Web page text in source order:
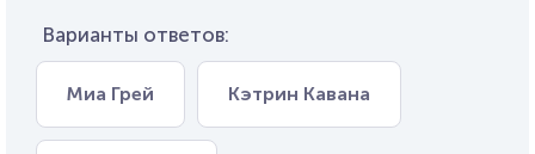
Варианты ответов:
Миа Грей Кэтрин Кавана